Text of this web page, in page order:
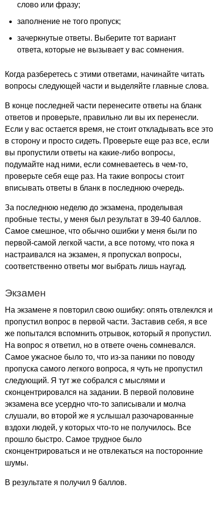
слово или фразу;
заполнение не того пропуск;
зачеркнутые ответы. Выберите тот вариант
ответа, которые не вызывает у вас сомнения.
Когда разберетесь с этими ответами, начинайте читать
вопросы следующей части и выделяйте главные слова.
В конце последней части перенесите ответы на бланк
ответов и проверьте, правильно ли вы их перенесли.
Если у вас остается время, не стоит откладывать все это
в сторону и просто сидеть. Проверьте еще раз все, если
вы пропустили ответы на какие-либо вопросы,
подумайте над ними, если сомневаетесь в чем-то,
проверьте себя еще раз. На такие вопросы стоит
вписывать ответы в бланк в последнюю очередь.
За последнюю неделю до экзамена, проделывая
пробные тесты, у меня был результат в 39-40 баллов.
Самое смешное, что обычно ошибки у меня были по
первой-самой легкой части, а все потому, что пока я
настраивался на экзамен, я пропускал вопросы,
соответственно ответы мог выбрать лишь наугад.
Экзамен
На экзамене я повторил свою ошибку: опять отвлеклся и
пропустил вопрос в первой части. Заставив себя, я все
же попытался вспомнить отрывок, который я пропустил.
На вопрос я ответил, но в ответе очень сомневался.
Самое ужасное было то, что из-за паники по поводу
пропуска самого легкого вопроса, я чуть не пропустил
следующий. Я тут же собрался с мыслями и
сконцентрировался на задании. В первой половине
экзамена все усердно что-то записывали и молча
слушали, во второй же я услышал разочарованные
вздохи людей, у которых что-то не получилось. Все
прошло быстро. Самое трудное было
сконцентрироваться и не отвлекаться на посторонние
шумы.
В результате я получил 9 баллов.